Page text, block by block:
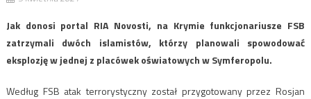
Jak donosi portal RIA Novosti, na Krymie funkcjonariusze FSB
zatrzymali dwóch islamistów, którzy planowali spowodować
eksplozję w jednej z placówek oświatowych w Symferopolu.
Według FSB atak terrorystyczny został przygotowany przez Rosjan